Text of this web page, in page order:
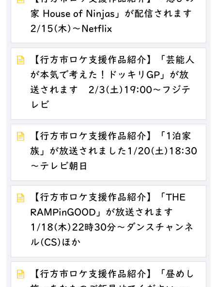
家 House of Ninjas」が配信されます
2/15(木)～Netflix
【行方市ロケ支援作品紹介】「芸能人
が本気で考えた！ドッキリGP」が放
送されます 2/3(土)19:00～フジテ
レビ
【行方市ロケ支援作品紹介】「1泊家
族」が放送されました1/20(土)18:30
～テレビ朝日
【行方市ロケ支援作品紹介】「THE
RAMPinGOOD」が放送されます
1/18(木)22時30分～ダンスチャンネ
ル(CS)ほか
【行方市ロケ支援作品紹介】「昼めし